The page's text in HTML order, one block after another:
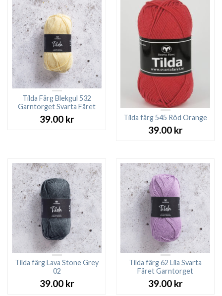
Tilda Färg Blekgul 532
Garntorget Svarta Fåret
39.00 kr Tilda färg 545 Röd Orange
39.00 kr
Tilda färg Lava Stone Grey
02
39.00 kr
Tilda färg 62 Lila Svarta
Fåret Garntorget
39.00 kr